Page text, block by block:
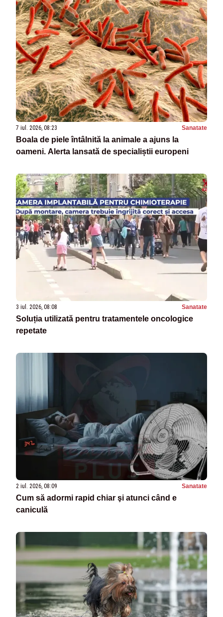
7 iul. 2026, 08:23 Sanatate
Boala de piele întâlnită la animale a ajuns la
oameni. Alerta lansată de specialiștii europeni
3 iul. 2026, 08:08 Sanatate
Soluția utilizată pentru tratamentele oncologice
repetate
2 iul. 2026, 08:09 Sanatate
Cum să adormi rapid chiar şi atunci când e
caniculă